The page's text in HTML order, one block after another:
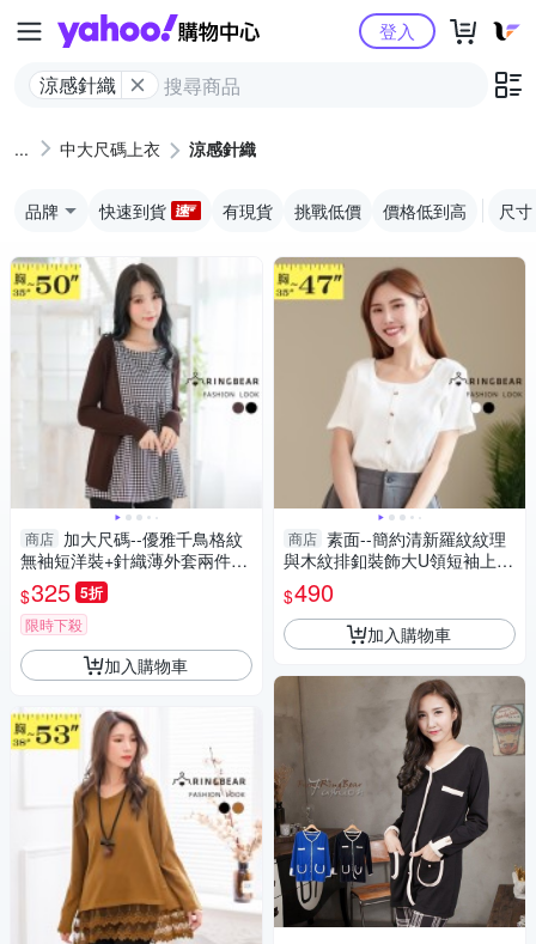
Yahoo購物中心
涼感針織
登入
中大尺碼上衣 涼感針織
品牌 快速到貨 有現貨 挑戰低價 價格低到高 尺寸
商店 加大尺碼--優雅千鳥格紋
無袖短洋裝+針織薄外套兩件式
套裝(黑.咖XL-5L)-X191眼圈熊
中大尺碼
$325 5折
限時下殺
加入購物車
商店 素面--簡約清新羅紋紋理
與木紋排釦裝飾大U領短袖上衣
(白.黑L-3L)-U727眼圈熊中大尺
碼
$490
加入購物車